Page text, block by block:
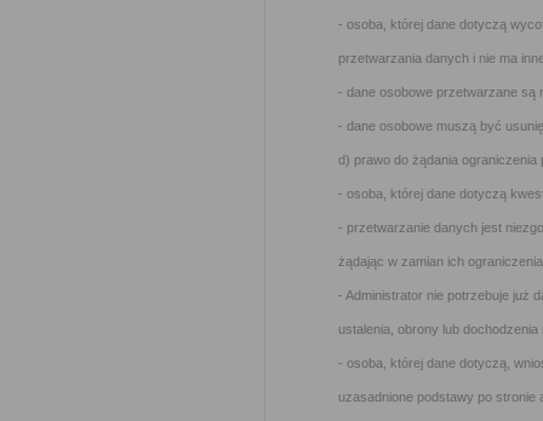
- osoba, której dane dotyczą
przetwarzania danych i nie ma
- dane osobowe przetwarzane są
- dane osobowe muszą być
d) prawo do żądania
- osoba, której dane dotyczą
- przetwarzanie danych jest
żądając w zamian ich
- Administrator nie potrzebuje już
ustalenia, obrony lub
- osoba, której dane dotyczą,
uzasadnione podstawy po